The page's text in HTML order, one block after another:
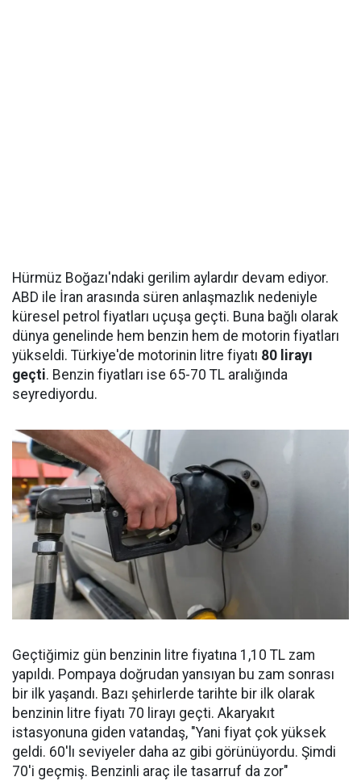
Hürmüz Boğazı'ndaki gerilim aylardır devam ediyor.
ABD ile İran arasında süren anlaşmazlık nedeniyle
küresel petrol fiyatları uçuşa geçti. Buna bağlı olarak
dünya genelinde hem benzin hem de motorin fiyatları
yükseldi. Türkiye'de motorinin litre fiyatı 80 lirayı
geçti. Benzin fiyatları ise 65-70 TL aralığında
seyrediyordu.
Geçtiğimiz gün benzinin litre fiyatına 1,10 TL zam
yapıldı. Pompaya doğrudan yansıyan bu zam sonrası
bir ilk yaşandı. Bazı şehirlerde tarihte bir ilk olarak
benzinin litre fiyatı 70 lirayı geçti. Akaryakıt
istasyonuna giden vatandaş, "Yani fiyat çok yüksek
geldi. 60'lı seviyeler daha az gibi görünüyordu. Şimdi
70'i geçmiş. Benzinli araç ile tasarruf da zor"